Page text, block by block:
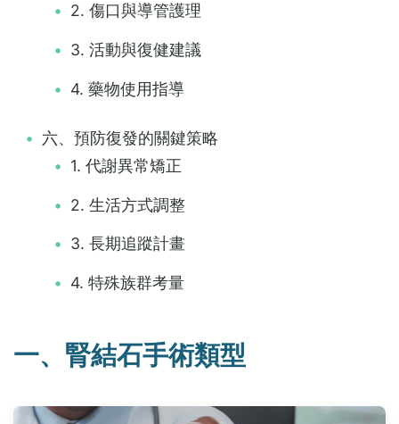
2. 傷口與導管護理
3. 活動與復健建議
4. 藥物使用指導
六、預防復發的關鍵策略
1. 代謝異常矯正
2. 生活方式調整
3. 長期追蹤計畫
4. 特殊族群考量
一、腎結石手術類型